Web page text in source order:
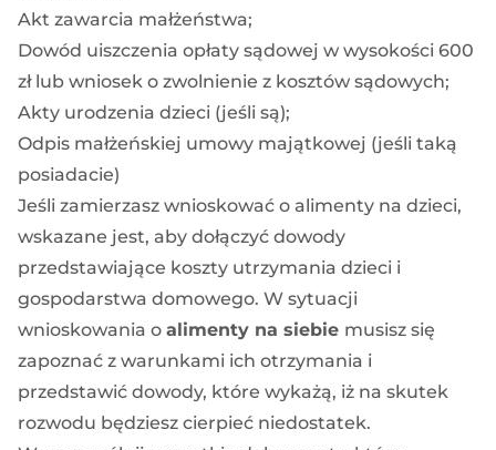
Akt zawarcia małżeństwa;
Dowód uiszczenia opłaty sądowej w wysokości 600
zł lub wniosek o zwolnienie z kosztów sądowych;
Akty urodzenia dzieci (jeśli są);
Odpis małżeńskiej umowy majątkowej (jeśli taką
posiadacie)
Jeśli zamierzasz wnioskować o alimenty na dzieci,
wskazane jest, aby dołączyć dowody
przedstawiające koszty utrzymania dzieci i
gospodarstwa domowego. W sytuacji
wnioskowania o alimenty na siebie musisz się
zapoznać z warunkami ich otrzymania i
przedstawić dowody, które wykażą, iż na skutek
rozwodu będziesz cierpieć niedostatek.